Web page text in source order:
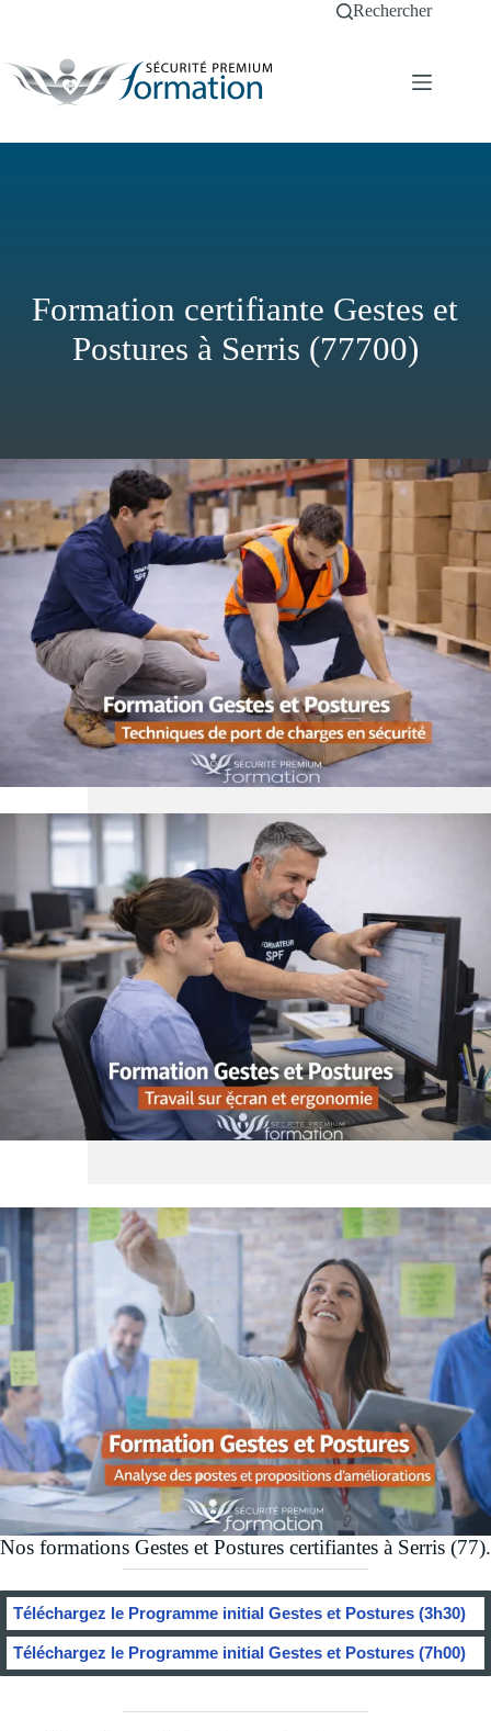
Rechercher
Formation certifiante Gestes et
Postures à Serris (77700)
Nos formations Gestes et Postures certifiantes à Serris (77).
Téléchargez le Programme initial Gestes et Postures (3h30)
Téléchargez le Programme initial Gestes et Postures (7h00)